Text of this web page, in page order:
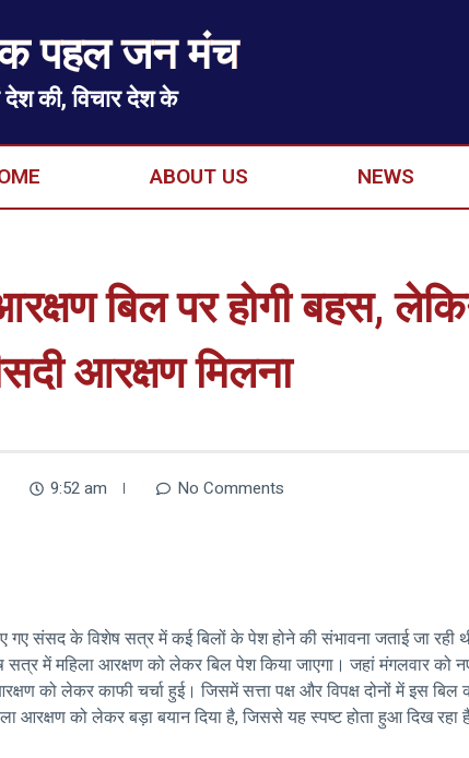
पहल जन मंच
की, विचार देश के
ABOUT US NEWS
बिल पर होगी बहस,
आरक्षण मिलना
9:52 am No Comments
गए संसद के विशेष सत्र में कई बिलों के पेश होने की संभावना जताई जा
सत्र में महिला आरक्षण को लेकर बिल पेश किया जाएगा। जहां मंगलवार
को लेकर काफी चर्चा हुई। जिसमें सत्ता पक्ष और विपक्ष दोनों में इस
आरक्षण को लेकर बड़ा बयान दिया है, जिससे यह स्पष्ट होता हुआ दिख